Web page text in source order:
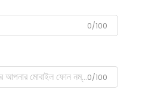
0/100
0/100